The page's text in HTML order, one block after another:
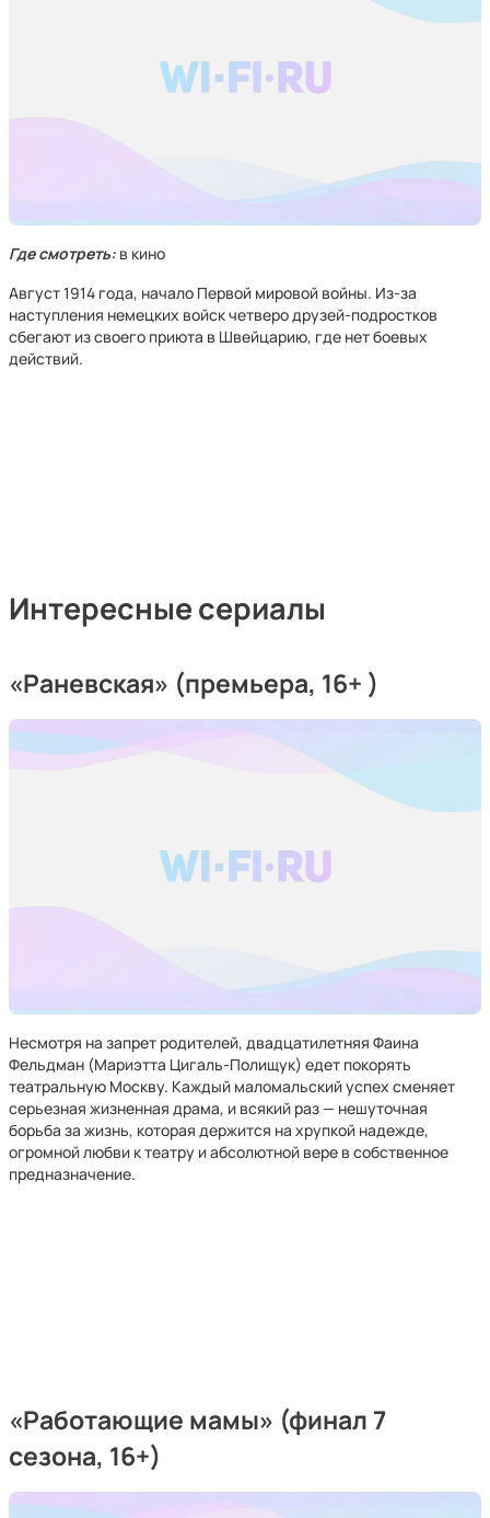
Где смотреть: в кино
Август 1914 года, начало Первой мировой войны. Из-за
наступления немецких войск четверо друзей-подростков
сбегают из своего приюта в Швейцарию, где нет боевых
действий.
Интересные сериалы
«Раневская» (премьера, 16+ )
Несмотря на запрет родителей, двадцатилетняя Фаина
Фельдман (Мариэтта Цигаль-Полищук) едет покорять
театральную Москву. Каждый маломальский успех сменяет
серьезная жизненная драма, и всякий раз — нешуточная
борьба за жизнь, которая держится на хрупкой надежде,
огромной любви к театру и абсолютной вере в собственное
предназначение.
«Работающие мамы» (финал 7
сезона, 16+)